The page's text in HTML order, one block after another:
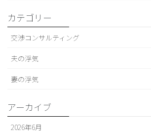
カテゴリー
交渉コンサルティング
夫の浮気
妻の浮気
アーカイブ
2026年6月